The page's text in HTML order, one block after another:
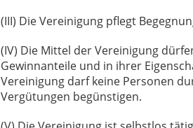
(III) Die Vereinigung pflegt
(IV) Die Mittel der Vereinigung
Gewinnanteile und in ihrer
Vereinigung darf keine Personen
Vergütungen begünstigen.